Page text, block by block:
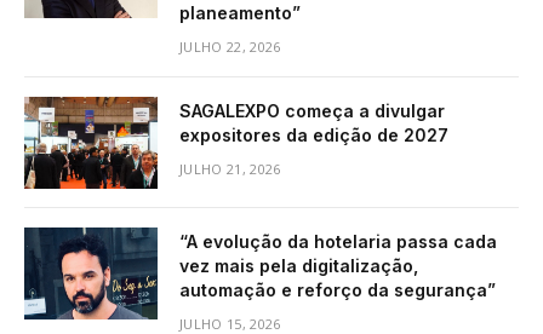
planeamento”
JULHO 22, 2026
SAGALEXPO começa a divulgar
expositores da edição de 2027
JULHO 21, 2026
“A evolução da hotelaria passa cada
vez mais pela digitalização,
automação e reforço da segurança”
JULHO 15, 2026